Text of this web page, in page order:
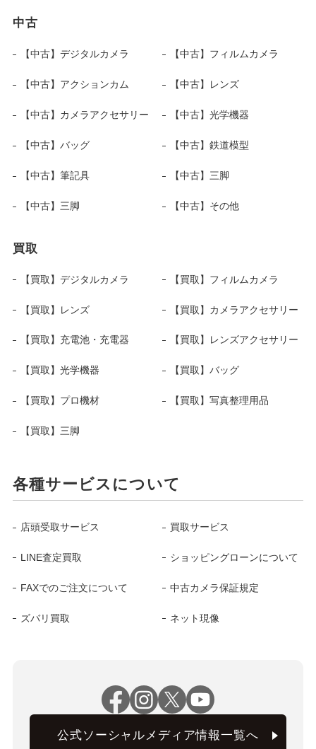
中古
【中古】デジタルカメラ 【中古】フィルムカメラ
【中古】アクションカム 【中古】レンズ
【中古】カメラアクセサリー 【中古】光学機器
【中古】バッグ 【中古】鉄道模型
【中古】筆記具 【中古】三脚
【中古】三脚 【中古】その他
買取
【買取】デジタルカメラ 【買取】フィルムカメラ
【買取】レンズ 【買取】カメラアクセサリー
【買取】充電池・充電器 【買取】レンズアクセサリー
【買取】光学機器 【買取】バッグ
【買取】プロ機材 【買取】写真整理用品
【買取】三脚
各種サービスについて
店頭受取サービス 買取サービス
LINE査定買取 ショッピングローンについて
FAXでのご注文について 中古カメラ保証規定
ズバリ買取 ネット現像
公式ソーシャルメディア情報一覧へ